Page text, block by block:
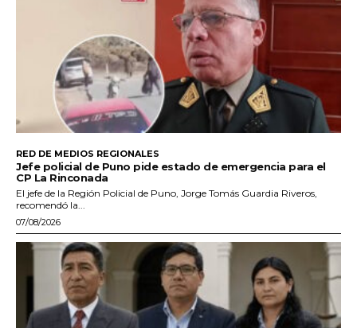
RED DE MEDIOS REGIONALES
Jefe policial de Puno pide estado de emergencia para el
CP La Rinconada
El jefe de la Región Policial de Puno, Jorge Tomás Guardia Riveros,
recomendó la...
07/08/2026